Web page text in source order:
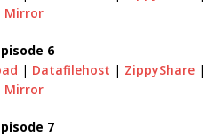
Mirror
6
| Datafilehost | ZippyShare |
Mirror
7